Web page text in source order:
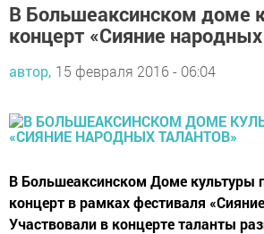
В Большеаксинском доме
концерт «Сияние
автор, 15 февраля 2016 - 06:04
В Большеаксинском Доме культуры
концерт в рамках фестиваля
Участвовали в концерте таланты